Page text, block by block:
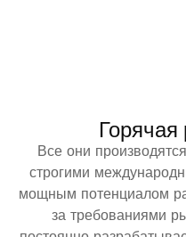
Все они
строгими
мощным потенциалом
за требованиями